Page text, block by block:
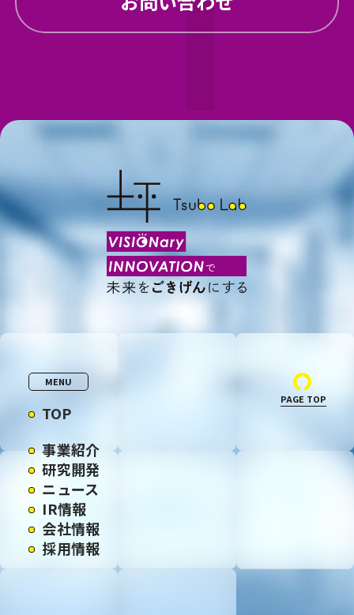
MENU
TOP
事業紹介
研究開発
ニュース
IR情報
会社情報
採用情報
PAGE TOP